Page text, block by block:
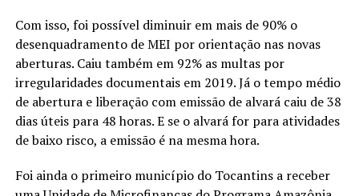
Com isso, foi possível diminuir em mais de 90% o
desenquadramento de MEI por orientação nas novas
aberturas. Caiu também em 92% as multas por
irregularidades documentais em 2019. Já o tempo médio
de abertura e liberação com emissão de alvará caiu de 38
dias úteis para 48 horas. E se o alvará for para atividades
de baixo risco, a emissão é na mesma hora.
Foi ainda o primeiro município do Tocantins a receber